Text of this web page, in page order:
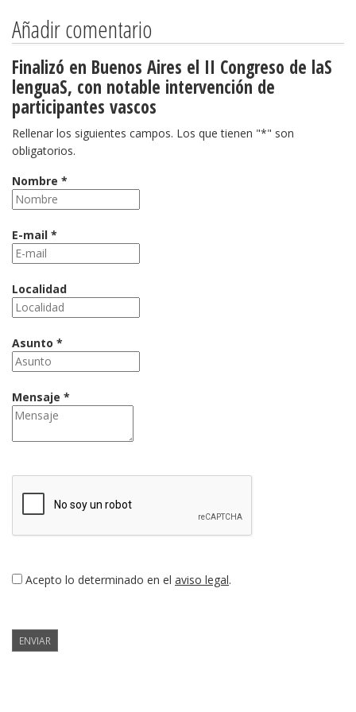
Añadir comentario
Finalizó en Buenos Aires el II Congreso de laS
lenguaS, con notable intervención de
participantes vascos
Rellenar los siguientes campos. Los que tienen "*" son
obligatorios.
Nombre *
E-mail *
Localidad
Asunto *
Mensaje *
Acepto lo determinado en el aviso legal.
ENVIAR